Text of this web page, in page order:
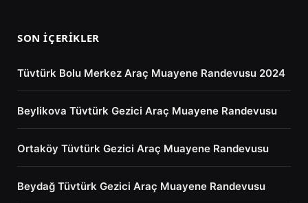
SON İÇERIKLER
Tüvtürk Bolu Merkez Araç Muayene Randevusu 2024
Beylikova Tüvtürk Gezici Araç Muayene Randevusu
Ortaköy Tüvtürk Gezici Araç Muayene Randevusu
Beydağ Tüvtürk Gezici Araç Muayene Randevusu